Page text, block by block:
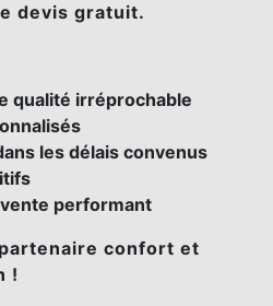
devis gratuit.
qualité irréprochable
les délais convenus
performant
confort et
!